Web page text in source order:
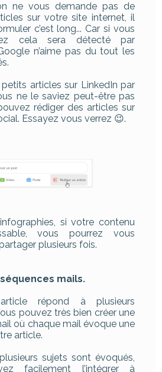
ne vous demande pas de
sur votre site internet, il
c’est long... Car si vous
cela sera détecté par
n’aime pas du tout les
petits articles sur LinkedIn par
ne le saviez peut-être pas
rédiger des articles sur
Essayez vous verrez 😉.
si votre contenu
vous pourrez vous
plusieurs fois.
mails.
répond à plusieurs
pouvez très bien créer une
où chaque mail évoque une
article.
sujets sont évoqués,
facilement l’intégrer à